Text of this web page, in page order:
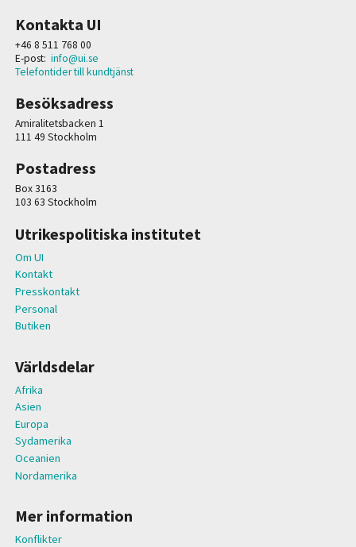
Kontakta UI
+46 8 511 768 00
E-post: info@ui.se
Telefontider till kundtjänst
Besöksadress
Amiralitetsbacken 1
111 49 Stockholm
Postadress
Box 3163
103 63 Stockholm
Utrikespolitiska institutet
Om UI
Kontakt
Presskontakt
Personal
Butiken
Världsdelar
Afrika
Asien
Europa
Sydamerika
Oceanien
Nordamerika
Mer information
Konflikter